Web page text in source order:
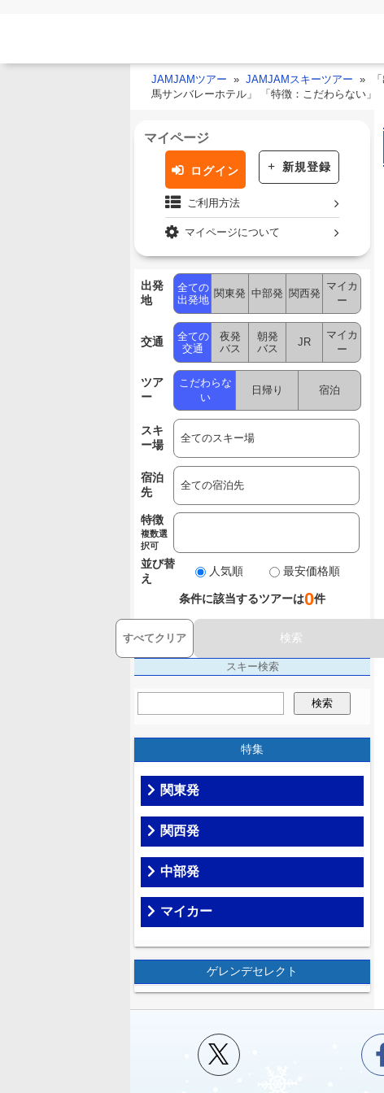
JAMJAMツアー JAMJAMスキーツアー
馬サンバレーホテル」 「特徴：こだわらない」
マイページ
ログイン 新規登録
ご利用方法
マイページについて
出発
地
全ての
出発地
関東発 中部発 関西発
マイカ
ー
交通
全ての
交通
夜発
バス
朝発
バス
JR
マイカ
ー
ツア
ー
こだわらな
い
日帰り 宿泊
スキ
ー場
宿泊
先
特徴
複数選
択可
並び替
え
人気順 最安価格順
条件に該当するツアーは0件
すべてクリア 検索
スキー検索
検索
特集
関東発
関西発
中部発
マイカー
ゲレンデセレクト